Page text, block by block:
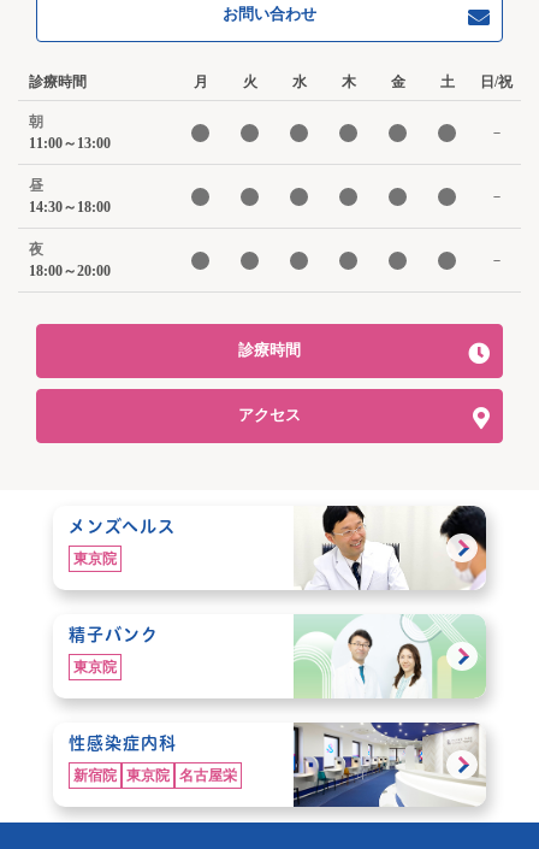
お問い合わせ
診療時間 月 火 水 木 金 土 日/祝
朝
11:00～13:00
－
昼
14:30～18:00
－
夜
18:00～20:00
－
診療時間
アクセス
メンズヘルス
東京院
精子バンク
東京院
性感染症内科
新宿院 東京院 名古屋栄